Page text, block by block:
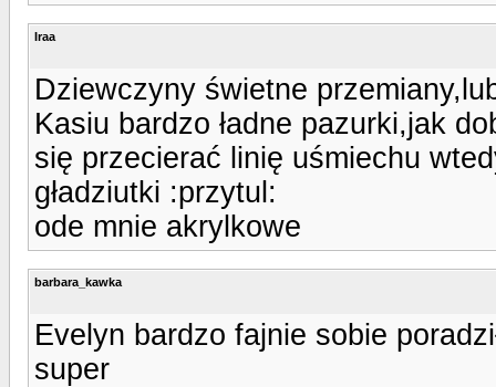
Iraa
Dziewczyny świetne
Kasiu bardzo ładne pazurki,jak
się przecierać linię uśmiechu
gładziutki :przytul:
ode mnie akrylkowe
barbara_kawka
Evelyn bardzo fajnie sobie
super